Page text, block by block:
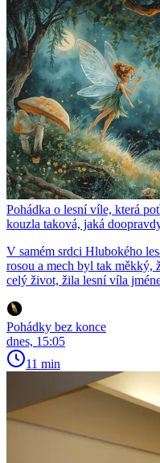
Pohádka o lesní víle, která
kouzla taková, jaká
V samém srdci Hlubokého
rosou a mech byl tak měkký,
celý život, žila lesní víla
Pohádky bez konce
dnes, 15:05
11 min